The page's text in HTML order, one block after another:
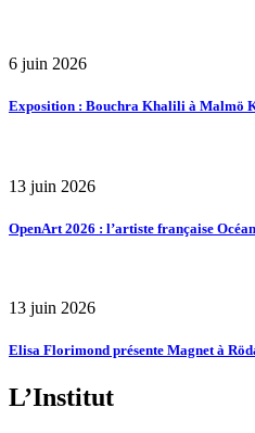
6 juin 2026
Exposition : Bouchra Khalili à Malmö
13 juin 2026
OpenArt 2026 : l’artiste française
13 juin 2026
Elisa Florimond présente Magnet à
L’Institut